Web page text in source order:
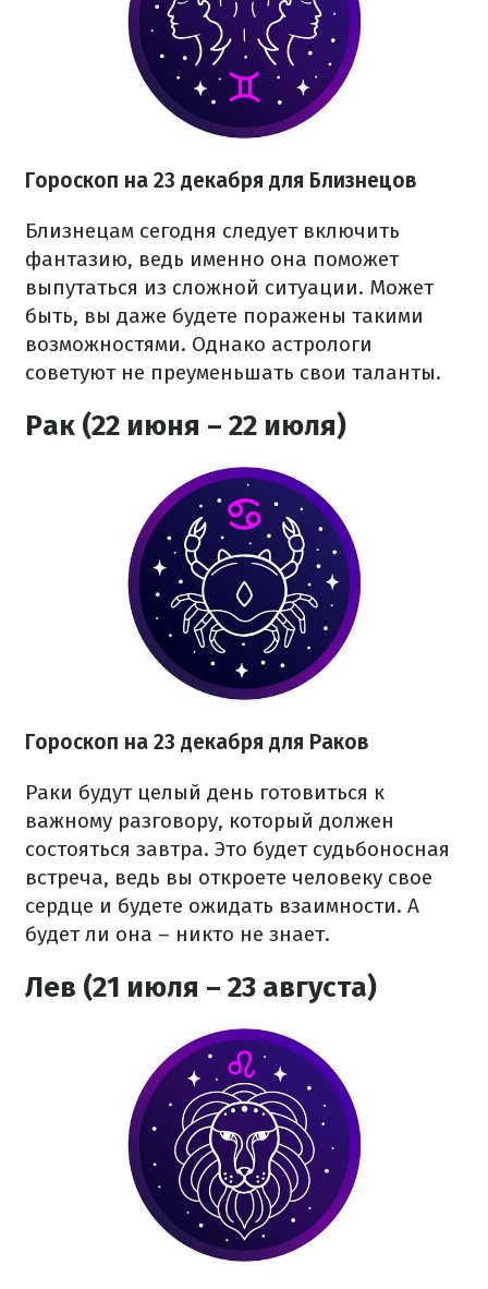
Гороскоп на 23 декабря для Близнецов
Близнецам сегодня следует включить
фантазию, ведь именно она поможет
выпутаться из сложной ситуации. Может
быть, вы даже будете поражены такими
возможностями. Однако астрологи
советуют не преуменьшать свои таланты.
Рак (22 июня – 22 июля)
Гороскоп на 23 декабря для Раков
Раки будут целый день готовиться к
важному разговору, который должен
состояться завтра. Это будет судьбоносная
встреча, ведь вы откроете человеку свое
сердце и будете ожидать взаимности. А
будет ли она – никто не знает.
Лев (21 июля – 23 августа)